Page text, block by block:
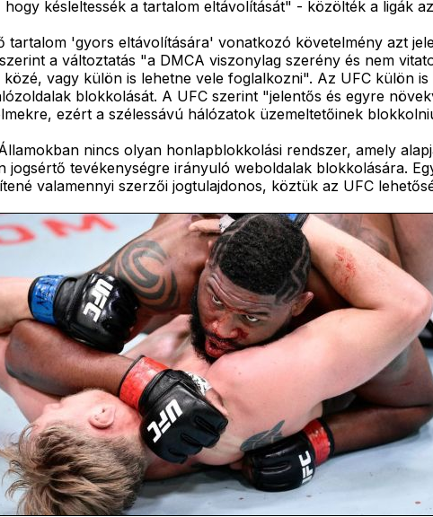
késleltessék a tartalom eltávolítását" - közölték a ligák
'gyors eltávolítására' vonatkozó követelmény azt
a változtatás "a DMCA viszonylag szerény és nem
vagy külön is lehetne vele foglalkozni". Az UFC külön
blokkolását. A UFC szerint "jelentős és egyre
ezért a szélessávú hálózatok üzemeltetőinek
nincs olyan honlapblokkolási rendszer, amely
tevékenységre irányuló weboldalak blokkolására.
valamennyi szerzői jogtulajdonos, köztük az UFC